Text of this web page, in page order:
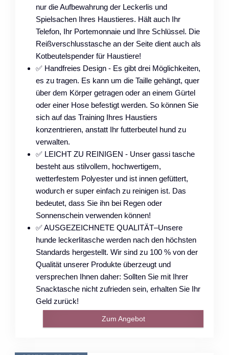
nur die Aufbewahrung der Leckerlis und
Spielsachen Ihres Haustieres. Hält auch Ihr
Telefon, Ihr Portemonnaie und Ihre Schlüssel. Die
Reißverschlusstasche an der Seite dient auch als
Kotbeutelspender für Haustiere!
✅ Handfreies Design - Es gibt drei Möglichkeiten,
es zu tragen. Es kann um die Taille gehängt, quer
über dem Körper getragen oder an einem Gürtel
oder einer Hose befestigt werden. So können Sie
sich auf das Training Ihres Haustiers
konzentrieren, anstatt Ihr futterbeutel hund zu
verwalten.
✅ LEICHT ZU REINIGEN - Unser gassi tasche
besteht aus stilvollem, hochwertigem,
wetterfestem Polyester und ist innen gefüttert,
wodurch er super einfach zu reinigen ist. Das
bedeutet, dass Sie ihn bei Regen oder
Sonnenschein verwenden können!
✅ AUSGEZEICHNETE QUALITÄT–Unsere
hunde leckerlitasche werden nach den höchsten
Standards hergestellt. Wir sind zu 100 % von der
Qualität unserer Produkte überzeugt und
versprechen Ihnen daher: Sollten Sie mit Ihrer
Snacktasche nicht zufrieden sein, erhalten Sie Ihr
Geld zurück!
Zum Angebot